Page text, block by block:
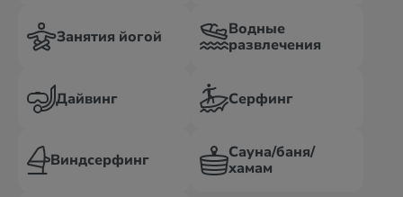
Занятия йогой
Водные
развлечения
Дайвинг Серфинг
Виндсерфинг
Сауна/баня/
хамам